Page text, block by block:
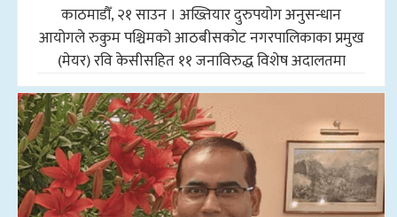
काठमाडौँ, २१ साउन । अख्तियार दुरुपयोग अनुसन्धान
आयोगले रुकुम पश्चिमको आठबीसकोट नगरपालिकाका प्रमुख
(मेयर) रवि केसीसहित ११ जनाविरुद्ध विशेष अदालतमा